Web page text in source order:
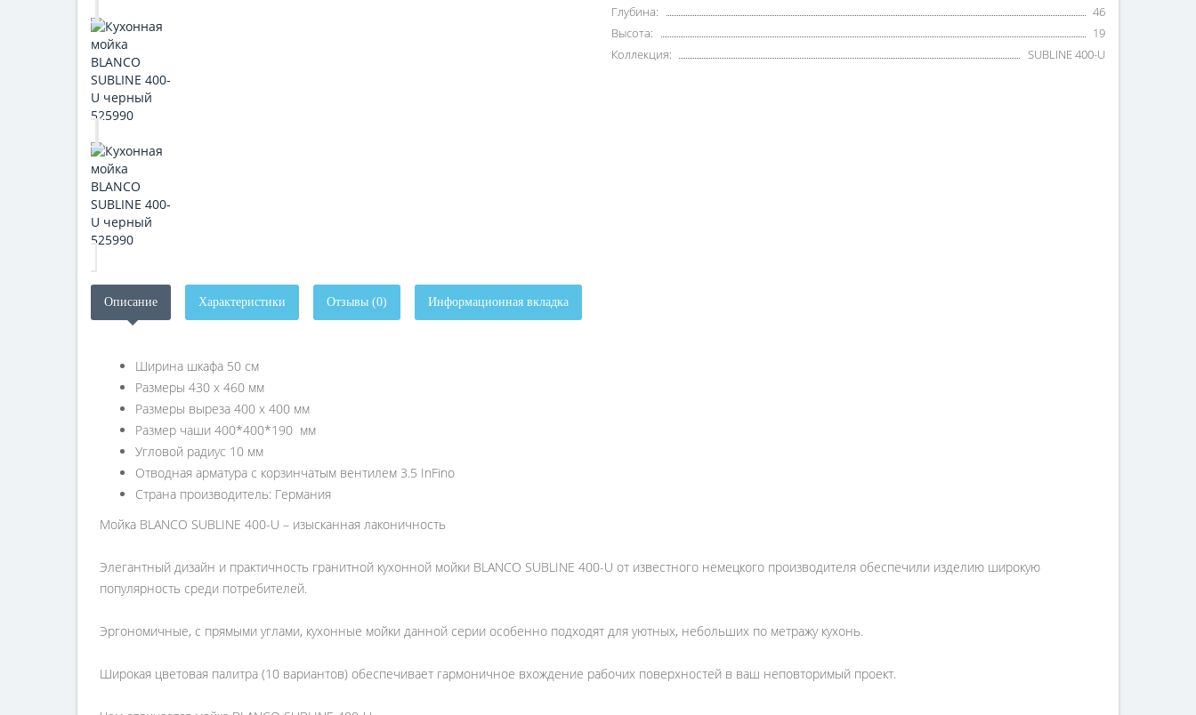
Глубина:
46
Высота:
19
Коллекция:
SUBLINE 400-U
Описание Характеристики Отзывы (0) Информационная вкладка
Ширина шкафа 50 см
Размеры 430 х 460 мм
Размеры выреза 400 х 400 мм
Размер чаши 400*400*190 мм
Угловой радиус 10 мм
Отводная арматура с корзинчатым вентилем 3.5 InFino
Страна производитель: Германия
Мойка BLANCO SUBLINE 400-U – изысканная лаконичность
Элегантный дизайн и практичность гранитной кухонной мойки BLANCO SUBLINE 400-U от известного немецкого производителя обеспечили изделию широкую
популярность среди потребителей.
Эргономичные, с прямыми углами, кухонные мойки данной серии особенно подходят для уютных, небольших по метражу кухонь.
Широкая цветовая палитра (10 вариантов) обеспечивает гармоничное вхождение рабочих поверхностей в ваш неповторимый проект.